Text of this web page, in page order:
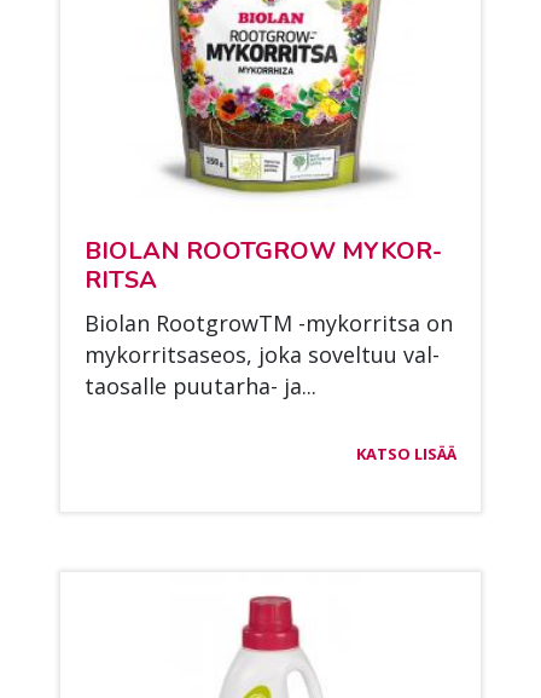
BIO­LAN ROOTGROW MY­KOR­
RIT­SA
Bio­lan RootgrowTM -my­kor­rit­sa on
my­kor­rits­a­seos, joka so­vel­tuu val­
tao­sal­le puu­tar­ha- ja...
KATSO LISÄÄ